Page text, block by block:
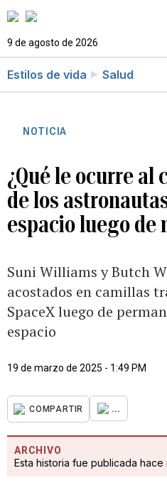
9 de agosto de 2026
Estilos de vida Salud
NOTICIA
¿Qué le ocurre al
de los
espacio luego de
Suni Williams y Butch
acostados en camillas
SpaceX luego de
espacio
19 de marzo de 2025 - 1:49 PM
COMPARTIR ...
ARCHIVO
Esta historia fue publicada hace